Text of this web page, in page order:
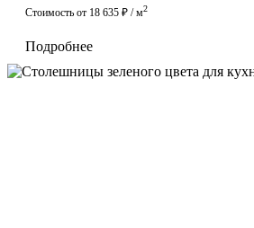
Стоимость от 18 635 ₽ / м2
Подробнее